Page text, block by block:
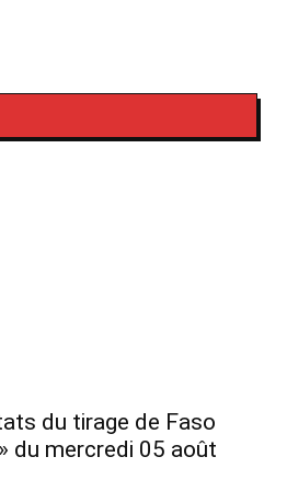
du tirage de Faso
du mercredi 05 août